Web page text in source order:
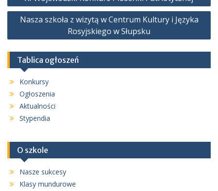
wpisu
Nasza szkoła z wizytą w Centrum Kultury i Języka
Rosyjskiego w Słupsku
Tablica ogłoszeń
Konkursy
Ogłoszenia
Aktualności
Stypendia
O szkole
Nasze sukcesy
Klasy mundurowe